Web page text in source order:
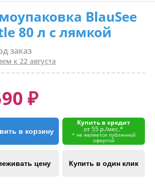
BlauSee
80 л с лямкой
заказ
к 22 августа
₽
в корзину
Купить в кредит
от 55 р./мес.*
* не является публичной
офертой
цену Купить в один клик